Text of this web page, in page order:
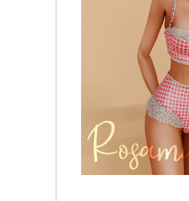
Нижнее белье - Lecy Set